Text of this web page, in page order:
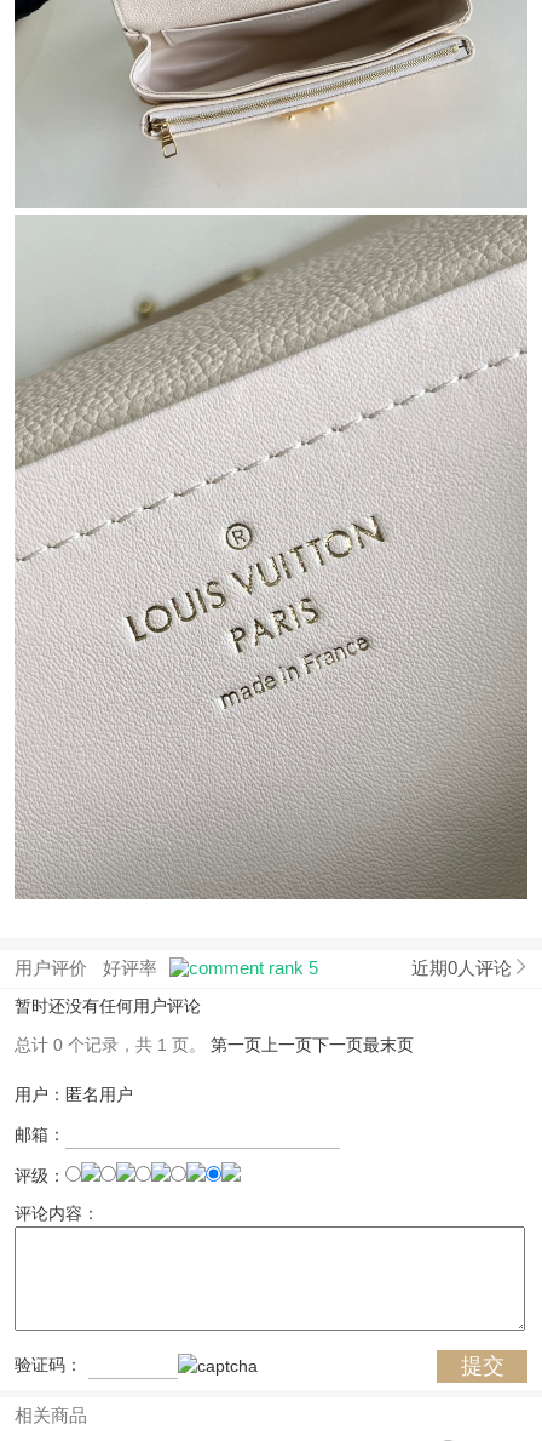
用户评价 好评率 近期0人评论
暂时还没有任何用户评论
总计 0 个记录，共 1 页。 第一页 上一页下一页最末页
用户：匿名用户
邮箱：
评级：
评论内容：
验证码：
相关商品